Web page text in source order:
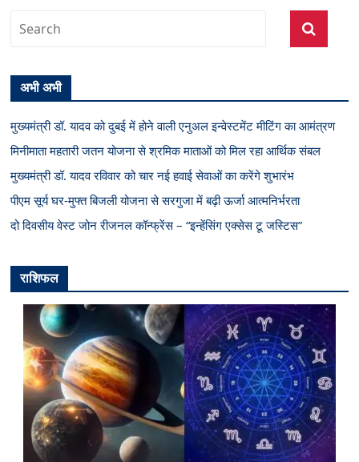
अभी अभी
मुख्यमंत्री डॉ. यादव को दुबई में होने वाली एनुअल इन्वेस्टमेंट मीटिंग का आमंत्रण
मिनीमाता महतारी जतन योजना से श्रमिक माताओं को मिल रहा आर्थिक संबल
मुख्यमंत्री डॉ. यादव रविवार को चार नई हवाई सेवाओं का करेंगे शुभारंभ
पीएम सूर्य घर-मुफ्त बिजली योजना से सरगुजा में बढ़ी ऊर्जा आत्मनिर्भरता
दो दिवसीय वेस्ट जोन रीजनल कॉन्फ्रेंस – “इन्हेंसिंग एक्सेस टू जस्टिस”
राशिफल